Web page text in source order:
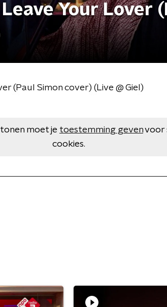
Your Lover
(Paul Simon cover) (Live @ Giel)
moet je toestemming gevenvoor
cookies.